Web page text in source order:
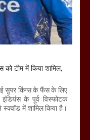
टीम में किया शामिल,
सुपर किंग्स के फैंस के लिए
के पूर्व विस्फोटक
में शामिल किया है।